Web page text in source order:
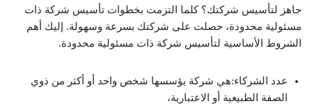
جاهز لتأسيس شركتك؟ كلما التزمت بخطوات تأسيس شركة ذات
مسئولية محدودة، حصلت على شركتك بسرعة وسهولة. إليك أهم
الشروط الأساسية لتأسيس شركة ذات مسئولية محدودة.
عدد الشركاء:هي شركة يؤسسها شخص واحد أو أكثر من ذوي
الصفة الطبيعية أو الاعتبارية،